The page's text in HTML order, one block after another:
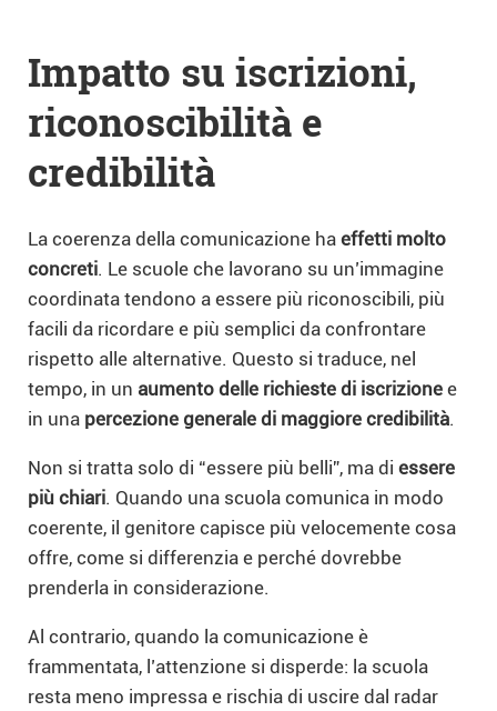
Impatto su iscrizioni,
riconoscibilità e
credibilità
La coerenza della comunicazione ha effetti molto
concreti. Le scuole che lavorano su un’immagine
coordinata tendono a essere più riconoscibili, più
facili da ricordare e più semplici da confrontare
rispetto alle alternative. Questo si traduce, nel
tempo, in un aumento delle richieste di iscrizione e
in una percezione generale di maggiore credibilità.
Non si tratta solo di “essere più belli”, ma di essere
più chiari. Quando una scuola comunica in modo
coerente, il genitore capisce più velocemente cosa
offre, come si differenzia e perché dovrebbe
prenderla in considerazione.
Al contrario, quando la comunicazione è
frammentata, l’attenzione si disperde: la scuola
resta meno impressa e rischia di uscire dal radar